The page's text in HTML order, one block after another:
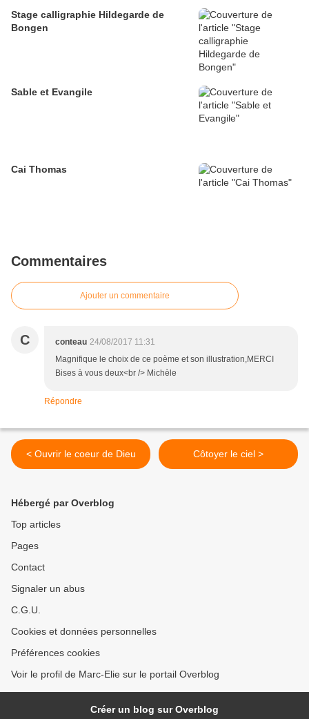
Stage calligraphie Hildegarde de
Bongen
Sable et Evangile
Cai Thomas
Commentaires
Ajouter un commentaire
C conteau 24/08/2017 11:31
Magnifique le choix de ce poème et son illustration,MERCI
Bises à vous deux<br /> Michèle
Répondre
< Ouvrir le coeur de Dieu Côtoyer le ciel >
Hébergé par Overblog
Top articles
Pages
Contact
Signaler un abus
C.G.U.
Cookies et données personnelles
Préférences cookies
Voir le profil de Marc-Elie sur le portail Overblog
Créer un blog sur Overblog